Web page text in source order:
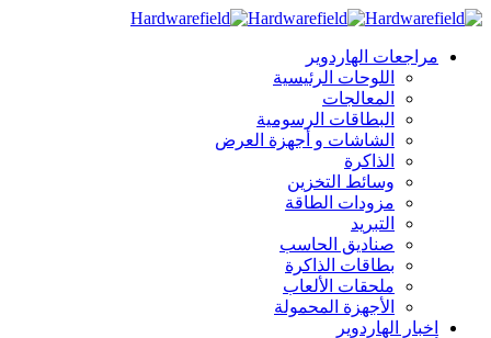
مراجعات الهاردوير
اللوحات الرئيسية
المعالجات
البطاقات الرسومية
الشاشات و أجهزة العرض
الذاكرة
وسائط التخزين
مزودات الطاقة
التبريد
صناديق الحاسب
بطاقات الذاكرة
ملحقات الألعاب
الأجهزة المحمولة
اخبار الهاردوير